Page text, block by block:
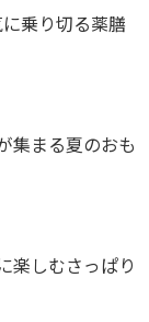
乗り切る薬膳
集まる夏のおも
楽しむさっぱり